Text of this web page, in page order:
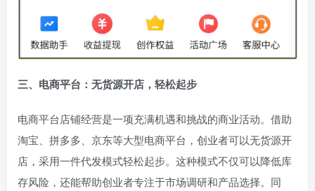
三、电商平台：无货源开店，轻松起步
电商平台店铺经营是一项充满机遇和挑战的商业活动。借助
淘宝、拼多多、京东等大型电商平台，创业者可以无货源开
店，采用一件代发模式轻松起步。这种模式不仅可以降低库
存风险，还能帮助创业者专注于市场调研和产品选择。同